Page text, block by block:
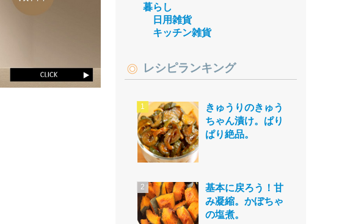
暮らし
日用雑貨
キッチン雑貨
レシピランキング
きゅうりのきゅう
ちゃん漬け。ぱり
ぱり絶品。
基本に戻ろう！甘
み凝縮。かぼちゃ
の塩煮。